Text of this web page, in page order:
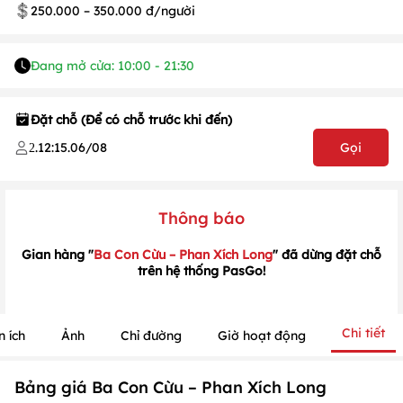
250.000 – 350.000 đ/người
Đang mở cửa: 10:00 - 21:30
Đặt chỗ (Để có chỗ trước khi đến)
2.12:15.06/08 Gọi
Thông báo
Gian hàng "Ba Con Cừu – Phan Xích Long" đã dừng đặt chỗ
trên hệ thống PasGo!
ích Ảnh Chỉ đường Giờ hoạt động Chi tiết
Bảng giá Ba Con Cừu – Phan Xích Long
/1